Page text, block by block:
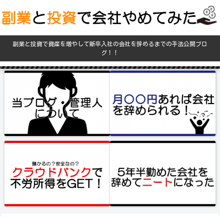
副業と投資で資産を増やして新卒入社の会社を辞めるまでの手法公開ブロ
グ！！